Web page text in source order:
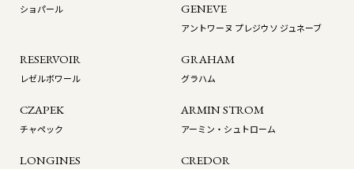
ショパール
GENEVE
アントワーヌ プレジウソ ジュネーブ
RESERVOIR
レゼルボワール
GRAHAM
グラハム
CZAPEK
チャペック
ARMIN STROM
アーミン・シュトローム
LONGINES CREDOR